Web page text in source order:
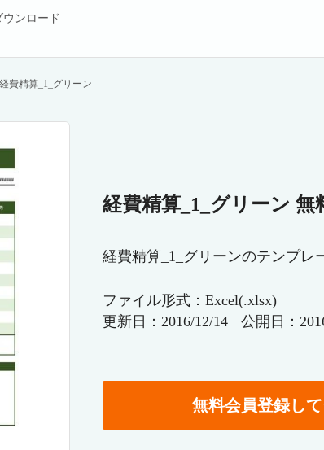
ンロード
経費精算_1_グリーン
経費精算_1_グリーン 無
経費精算_1_グリーンのテンプレ
ファイル形式：Excel(.xlsx)
更新日：2016/12/14
公開日：
無料会員登録し